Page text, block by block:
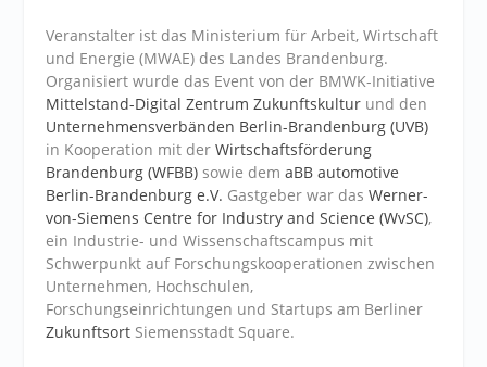
Veranstalter ist das Ministerium für Arbeit, Wirtschaft
und Energie (MWAE) des Landes Brandenburg.
Organisiert wurde das Event von der BMWK-Initiative
Mittelstand-Digital Zentrum Zukunftskultur und den
Unternehmensverbänden Berlin-Brandenburg (UVB)
in Kooperation mit derWirtschaftsförderung
Brandenburg (WFBB) sowie demaBB automotive
Berlin-Brandenburg e.V. Gastgeber war dasWerner-
von-Siemens Centre for Industry and Science (WvSC),
ein Industrie- und Wissenschaftscampus mit
Schwerpunkt auf Forschungskooperationen zwischen
Unternehmen, Hochschulen,
Forschungseinrichtungen und Startups am Berliner
Zukunftsort Siemensstadt Square.